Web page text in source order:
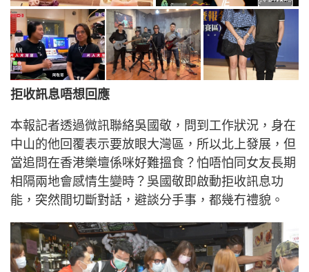
拒收訊息唔想回應
本報記者透過微訊聯絡吳國敬，問到工作狀況，身在
中山的他回覆表示要放眼大灣區，所以北上發展，但
當追問在香港樂壇係咪好難搵食？怕唔怕同女友長期
相隔兩地會感情生變時？吳國敬即啟動拒收訊息功
能，突然間切斷對話，避談分手事，都幾冇禮貌。